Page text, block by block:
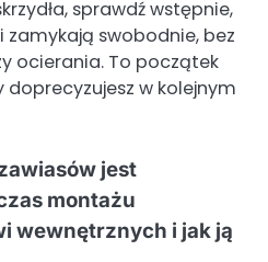
sprawdź wstępnie,
zamykają swobodnie, bez
ocierania. To początek
w kolejnym
jest
montażu
wewnętrznych i jak ją